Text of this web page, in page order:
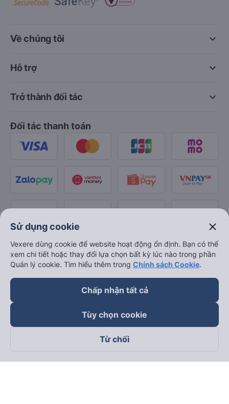
keyboard_arrow_down
Về chúng tôi
keyboard_arrow_down
Hỗ trợ
keyboard_arrow_down
Trở thành đối tác
Đối tác thanh toán
Theo dõi chúng tôi trên
Sử dụng cookie close
Vexere dùng cookie để website hoạt động ổn định. Bạn có thể
xem chi tiết hoặc thay đổi lựa chọn bất kỳ lúc nào trong phần
Quản lý cookie. Tìm hiểu thêm trong Chính sách Cookie.
Chấp nhận tất cả
Tùy chọn cookie
Từ chối